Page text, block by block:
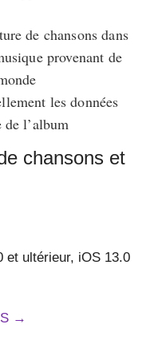
de chansons dans
provenant de
les données
de l’album
chansons et
et ultérieur, iOS 13.0
→